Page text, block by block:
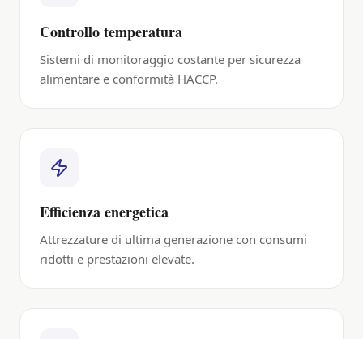
Controllo temperatura
Sistemi di monitoraggio costante per sicurezza
alimentare e conformità HACCP.
Efficienza energetica
Attrezzature di ultima generazione con consumi
ridotti e prestazioni elevate.